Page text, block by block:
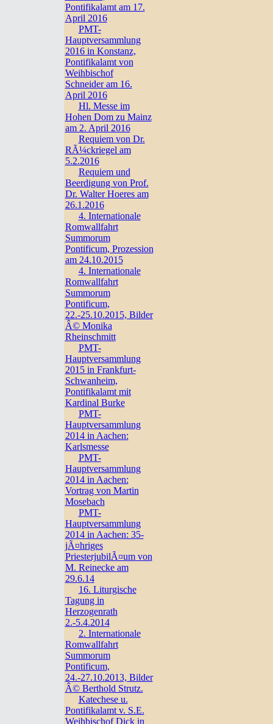
Pontifikalamt am 17.
April 2016
PMT-
Hauptversammlung
2016 in Konstanz,
Pontifikalamt von
Weihbischof
Schneider am 16.
April 2016
Hl. Messe im
Hohen Dom zu Mainz
am 2. April 2016
Requiem von Dr.
RÃ¼ckriegel am
5.2.2016
Requiem und
Beerdigung von Prof.
Dr. Walter Hoeres am
26.1.2016
4. Internationale
Romwallfahrt
Summorum
Pontificum, Prozession
am 24.10.2015
4. Internationale
Romwallfahrt
Summorum
Pontificum,
22.-25.10.2015, Bilder
Â© Monika
Rheinschmitt
PMT-
Hauptversammlung
2015 in Frankfurt-
Schwanheim,
Pontifikalamt mit
Kardinal Burke
PMT-
Hauptversammlung
2014 in Aachen:
Karlsmesse
PMT-
Hauptversammlung
2014 in Aachen:
Vortrag von Martin
Mosebach
PMT-
Hauptversammlung
2014 in Aachen: 35-
jÃ¤hriges
PriesterjubilÃ¤um von
M. Reinecke am
29.6.14
16. Liturgische
Tagung in
Herzogenrath
2.-5.4.2014
2. Internationale
Romwallfahrt
Summorum
Pontificum,
24.-27.10.2013, Bilder
Â© Berthold Strutz.
Katechese u.
Pontifikalamt v. S.E.
Weihbischof Dick in